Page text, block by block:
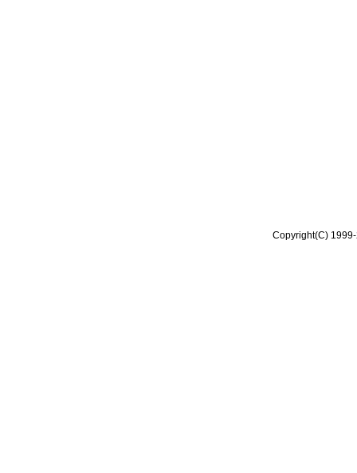
Copyright(C)